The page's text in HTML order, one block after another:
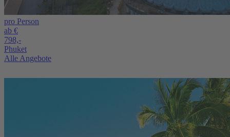
pro Person
ab €
798,-
Phuket
Alle Angebote